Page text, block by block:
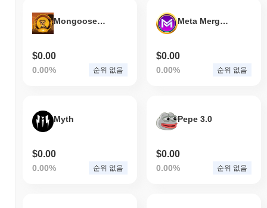
Mongoose 2.0
$0.00
0.00% 순위 없음
Meta Merge Mana
$0.00
0.00% 순위 없음
Myth
$0.00
0.00% 순위 없음
Pepe 3.0
$0.00
0.00% 순위 없음